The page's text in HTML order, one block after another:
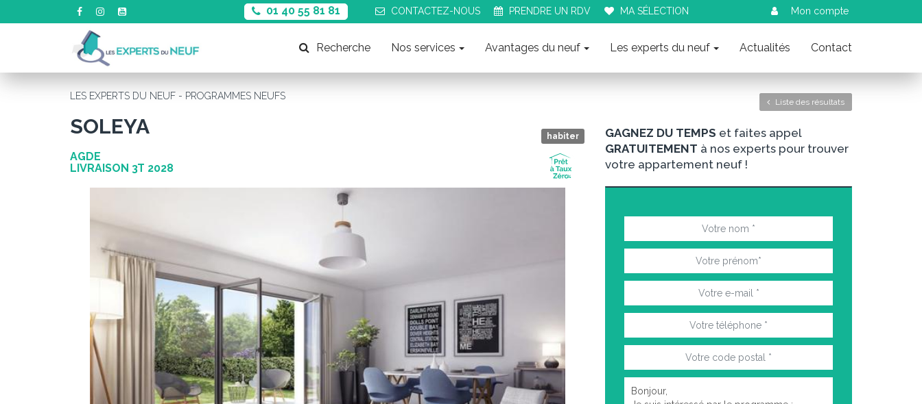
Mon compte
01 40 55 81 81 CONTACTEZ-NOUS PRENDRE UN RDV MA SÉLECTION
Recherche Nos services Avantages du neuf Les experts du neuf Actualités Contact
LES EXPERTS DU NEUF - PROGRAMMES NEUFS
Liste des résultats
habiter
SOLEYA
AGDE
LIVRAISON 3T 2028
GAGNEZ DU TEMPS et faites appel
GRATUITEMENT à nos experts pour trouver
votre appartement neuf !